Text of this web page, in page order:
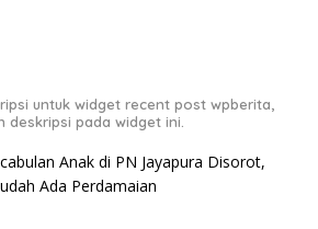
untuk widget recent post wpberita,
deskripsi pada widget ini.